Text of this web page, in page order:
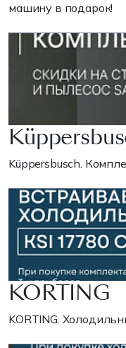
машину в подарок!
Küppersbusch.
KORTING
KORTING.